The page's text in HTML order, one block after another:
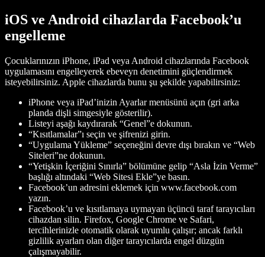
iOS ve Android cihazlarda Facebook’u
engelleme
Çocuklarınızın iPhone, iPad veya Android cihazlarında Facebook
uygulamasını engelleyerek ebeveyn denetimini güçlendirmek
isteyebilirsiniz. Apple cihazlarda bunu şu şekilde yapabilirsiniz:
iPhone veya iPad’inizin Ayarlar menüsünü açın (gri arka
planda dişli simgesiyle gösterilir).
Listeyi aşağı kaydırarak “Genel”e dokunun.
“Kısıtlamalar”ı seçin ve şifrenizi girin.
“Uygulama Yükleme” seçeneğini devre dışı bırakın ve “Web
Siteleri”ne dokunun.
“Yetişkin İçeriğini Sınırla” bölümüne gelip “Asla İzin Verme”
başlığı altındaki “Web Sitesi Ekle”ye basın.
Facebook’un adresini eklemek için www.facebook.com
yazın.
Facebook’u ve kısıtlamaya uymayan üçüncü taraf tarayıcıları
cihazdan silin. Firefox, Google Chrome ve Safari,
tercihlerinizle otomatik olarak uyumlu çalışır; ancak farklı
gizlilik ayarları olan diğer tarayıcılarda engel düzgün
çalışmayabilir.